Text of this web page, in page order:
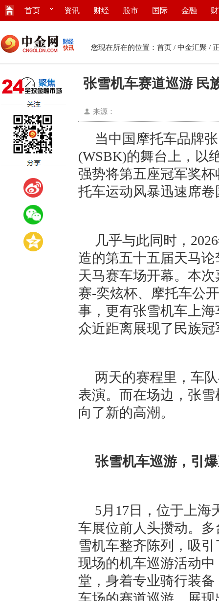
首页 资讯 财经 股市 国际 金融
您现在所在的位置： 首页 / 中金汇聚 /
张雪机车赛道巡游 民
来源：
当中国摩托车品牌
(WSBK)的舞台上，以
强势将第五座冠军奖
托车运动风暴迅速席卷
几乎与此同时，
造的第五十五届天马
天马赛车场开幕。本
赛-奕炫杯、摩托车公
事，更有张雪机车上
众近距离展现了民族
两天的赛程里，车
表演。而在场边，张
向了新的高潮。
张雪机车巡游，引
5月17日，位于上海
车展位前人头攒动。
雪机车整齐陈列，吸
现场的机车巡游活动
堂，身着专业骑行装